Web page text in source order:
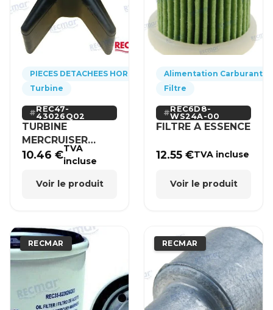
PIECES DETACHEES HORS-BORD
Turbine
REC47-
43026Q02
TURBINE
MERCRUISER
MERCURY BRP
10.46€TVA
incluse
Voir le produit
Alimentation Carburant
Filtre
REC6D8-
WS24A-00
FILTRE A ESSENCE
12.55€TVA incluse
Voir le produit
RECMAR RECMAR